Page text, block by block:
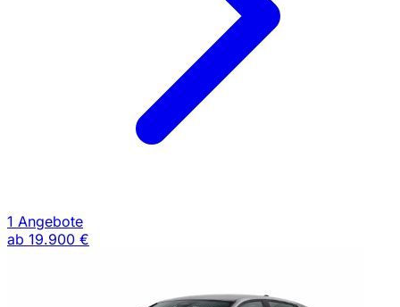
1 Angebote
ab 19.900 €